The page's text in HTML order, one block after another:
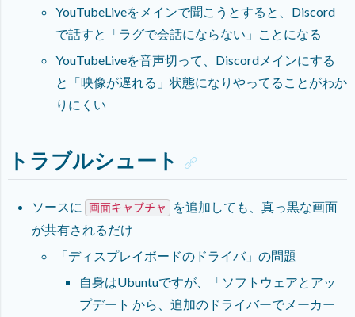
YouTubeLiveをメインで聞こうとすると、Discord
で話すと「ラグで会話にならない」ことになる
YouTubeLiveを音声切って、Discordメインにする
と「映像が遅れる」状態になりやってることがわか
りにくい
トラブルシュート
ソースに 画面キャプチャ
を追加しても、真っ黒な画面
が共有されるだけ
「ディスプレイボードのドライバ」の問題
自身はUbuntuですが、「ソフトウェアとアッ
プデート から、追加のドライバーでメーカー